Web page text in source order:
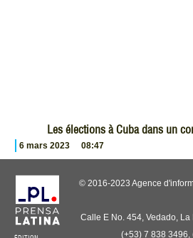
Les élections à Cuba dans un
6 mars 2023 08:47
© 2016-2023 Agence
Calle E No. 454, Vedado,
(+53) 7 838 3496,